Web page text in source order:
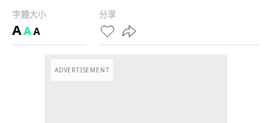
字體大小
AAA
分享
ADVERTISEMENT